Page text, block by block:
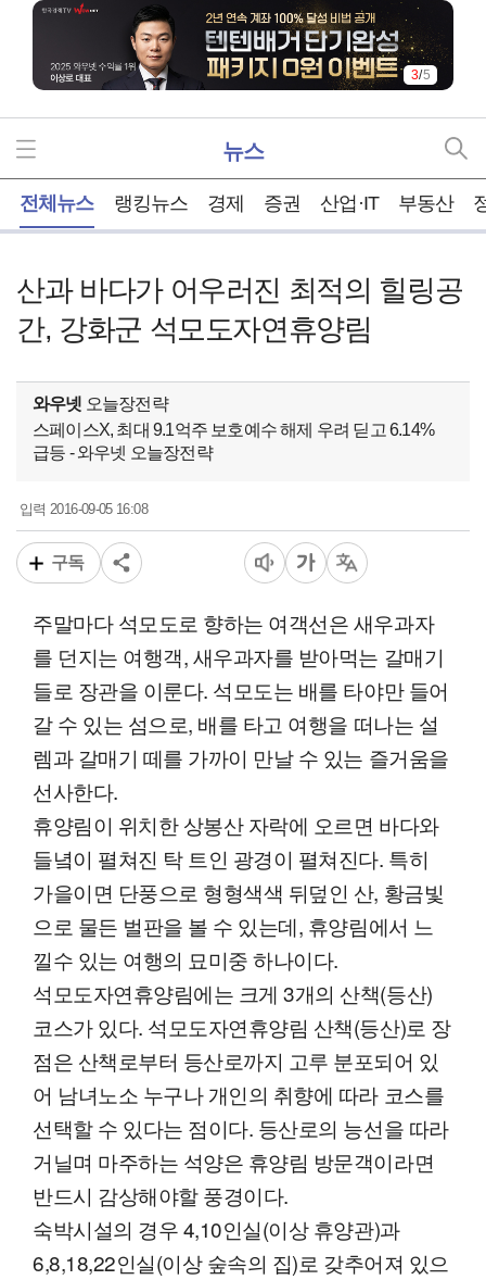
3/5
뉴스
전체뉴스 랭킹뉴스 경제 증권 산업·IT 부동산
산과 바다가 어우러진 최적의 힐링공
간, 강화군 석모도자연휴양림
와우넷 오늘장전략
스페이스X, 최대 9.1억주 보호예수 해제 우려 딛고 6.14%
급등 - 와우넷 오늘장전략
입력2016-09-05 16:08
구독
주말마다 석모도로 향하는 여객선은 새우과자
를 던지는 여행객, 새우과자를 받아먹는 갈매기
들로 장관을 이룬다. 석모도는 배를 타야만 들어
갈 수 있는 섬으로, 배를 타고 여행을 떠나는 설
렘과 갈매기 떼를 가까이 만날 수 있는 즐거움을
선사한다.
휴양림이 위치한 상봉산 자락에 오르면 바다와
들녘이 펼쳐진 탁 트인 광경이 펼쳐진다. 특히
가을이면 단풍으로 형형색색 뒤덮인 산, 황금빛
으로 물든 벌판을 볼 수 있는데, 휴양림에서 느
낄수 있는 여행의 묘미중 하나이다.
석모도자연휴양림에는 크게 3개의 산책(등산)
코스가 있다. 석모도자연휴양림 산책(등산)로 장
점은 산책로부터 등산로까지 고루 분포되어 있
어 남녀노소 누구나 개인의 취향에 따라 코스를
선택할 수 있다는 점이다. 등산로의 능선을 따라
거닐며 마주하는 석양은 휴양림 방문객이라면
반드시 감상해야할 풍경이다.
숙박시설의 경우 4,10인실(이상 휴양관)과
6,8,18,22인실(이상 숲속의 집)로 갖추어져 있으